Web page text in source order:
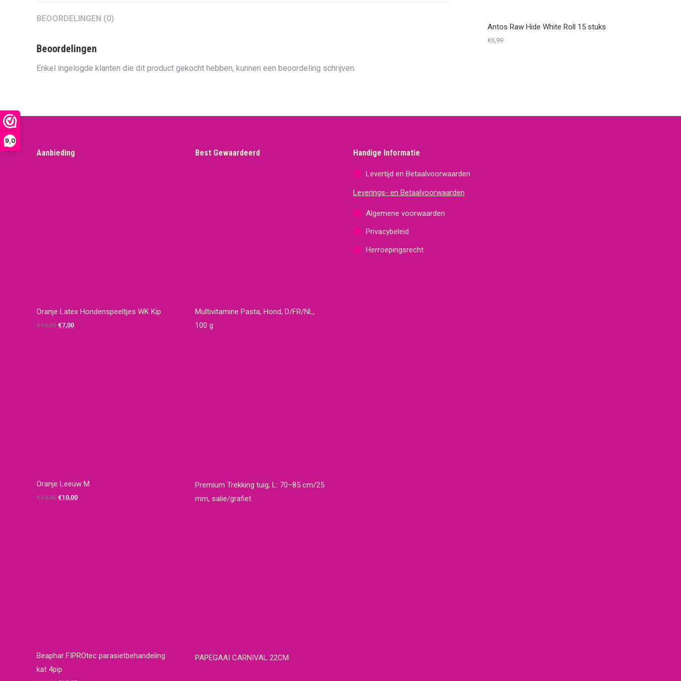
9,0
BEOORDELINGEN (0)
Beoordelingen
Enkel ingelogde klanten die dit product gekocht hebben, kunnen een beoordeling schrijven.
Antos Raw Hide White Roll 15 stuks
€6,99
Aanbieding
Oranje Latex Hondenspeeltjes WK Kip
€10,00 Oorspronkelijke
€7,00Huidige
Oranje Leeuw M
€14,95 Oorspronkelijke
€10,00Huidige
Beaphar FIPROtec parasietbehandeling
kat 4pip
Best Gewaardeerd
Multivitamine Pasta, Hond, D/FR/NL,
100 g
Premium Trekking tuig, L: 70–85 cm/25
mm, salie/grafiet
PAPEGAAI CARNIVAL 22CM
Handige Informatie
Levertijd en Betaalvoorwaarden
Leverings- en Betaalvoorwaarden
Algemene voorwaarden
Privacybeleid
Herroepingsrecht